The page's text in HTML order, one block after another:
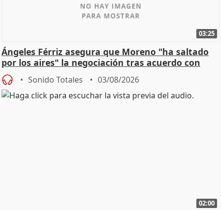
03:25
Ángeles Férriz asegura que Moreno "ha saltado
por los aires" la negociación tras acuerdo con
SMA
Sonido Totales 03/08/2026
02:00